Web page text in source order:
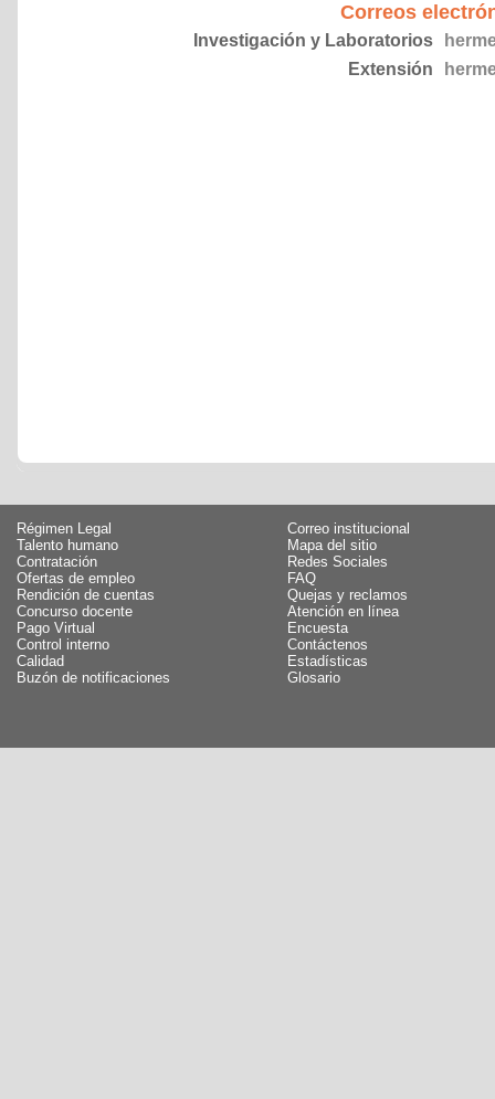
Correos
Investigación y Laboratorios
Extensión
Régimen Legal
Talento humano
Contratación
Ofertas de empleo
Rendición de cuentas
Concurso docente
Pago Virtual
Control interno
Calidad
Buzón de notificaciones
Correo institucional
Mapa del sitio
Redes Sociales
FAQ
Quejas y reclamos
Atención en línea
Encuesta
Contáctenos
Estadísticas
Glosario